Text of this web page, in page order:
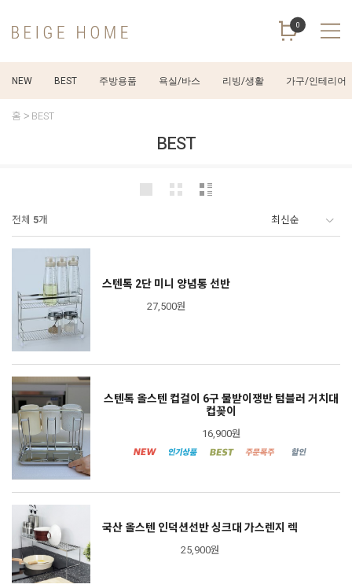
0
NEW BEST 주방용품 욕실/바스 리빙/생활 가구/인테리어
홈 BEST
BEST
전체 5개
스텐톡 2단 미니 양념통 선반
27,500원
스텐톡 올스텐 컵걸이 6구 물받이쟁반 텀블러 거치대
컵꽂이
16,900원
국산 올스텐 인덕션선반 싱크대 가스렌지 렉
25,900원